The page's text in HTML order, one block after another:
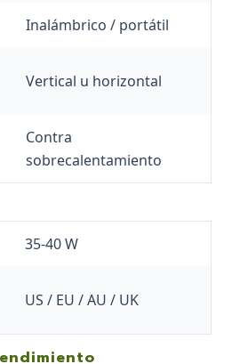
Inalámbrico / portátil
Vertical u horizontal
Contra
sobrecalentamiento
35-40 W
US / EU / AU / UK